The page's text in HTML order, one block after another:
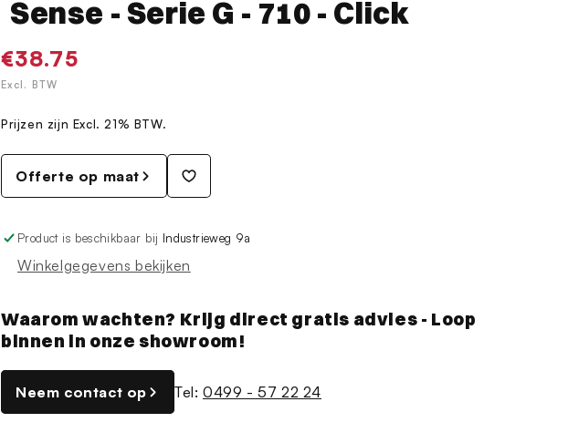
Sense - Serie G - 710 - Click
Normale
prijs
€38.75
Excl. BTW
Prijzen zijn Excl. 21% BTW.
Offerte op maat
Product is beschikbaar bij Industrieweg 9a
Winkelgegevens bekijken
Waarom wachten? Krijg direct gratis advies - Loop
binnen in onze showroom!
Neem contact op Tel:0499 - 57 22 24